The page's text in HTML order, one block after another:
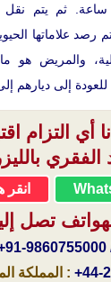
ساعة. ثم يتم
رصد علاماتها
والمريض هو
إلى ديارهم
التزام
انقر
تصل
المملكة : +44-